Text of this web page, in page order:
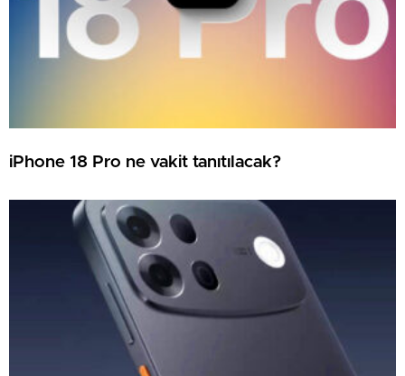
iPhone 18 Pro ne vakit tanıtılacak?